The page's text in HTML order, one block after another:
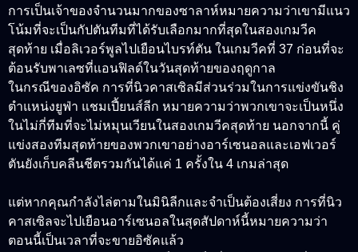
การเป็นเจ้าของจำนวนมากของซาลาห์หมายความว่าเขามีแนว
โน้มที่จะเป็นกัปตันทีมที่ได้รับเลือกมากที่สุดในสองเกมวีค
สุดท้าย เมื่อลิเวอร์พูลไปเยือนไบรท์ตัน ในเกมวีคที่ 37 ก่อนที่จะ
ต้อนรับพาเลซที่แอนฟิลด์ในวันสุดท้ายของฤดูกาล
ในกรณีของอิซัค การที่นิวคาสเซิลมีส่วนร่วมในการแข่งขันชิง
ตำแหน่งยูฟ่า แชมเปี้ยนส์ลีก หมายความว่าพวกเขาจะเป็นหนึ่ง
ในไม่กี่ทีมที่จะไม่หมุนเวียนในสองเกมวีคสุดท้าย นอกจากนี้ คู่
แข่งสองทีมสุดท้ายของพวกเขาอย่างอาร์เซนอลและเอฟเวอร์
ตันยังเก็บคลีนชีตรวมกันได้แค่ 1 ครั้งใน 4 เกมล่าสุด
แต่หากคุณกำลังไล่ตามในมินิลีกและจำเป็นต้องเสี่ยง การที่นิว
คาสเซิลจะไปเยือนอาร์เซนอลในสุดสัปดาห์นี้หมายความว่า
ตอนนี้เป็นเวลาที่จะขายอิซัคแล้ว